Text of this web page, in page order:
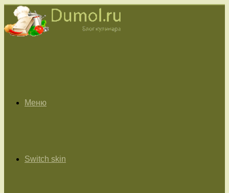
Меню
Switch skin